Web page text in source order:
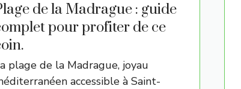
de la Madrague : guide
pour profiter de ce
plage de la Madrague, joyau
accessible à Saint-